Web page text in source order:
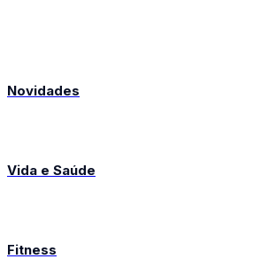
Novidades
Vida e Saúde
Fitness